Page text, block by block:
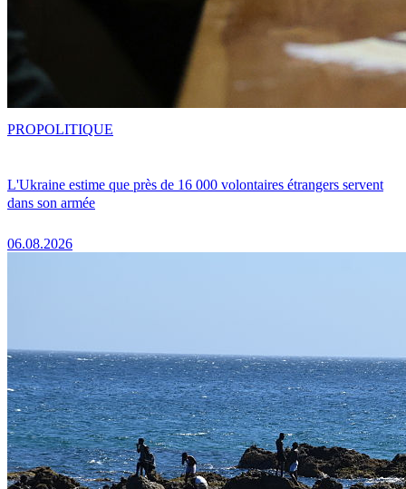
L'Ukraine estime que près de 16 000 volontaires étrangers servent
dans son armée
06.08.2026
PROPOLITIQUE